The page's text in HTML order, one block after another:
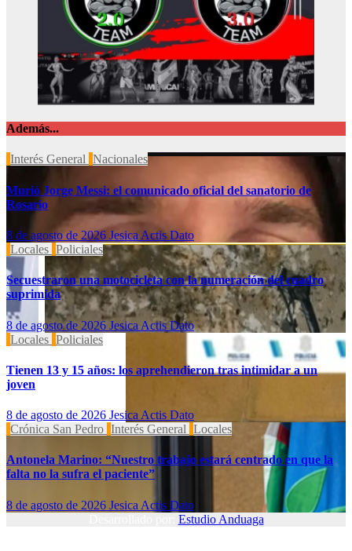
Además...
Interés General Nacionales
Murió Jorge Messi: el comunicado oficial del sanatorio de
Rosario
8 de agosto de 2026 Jesica Actis Dato
Locales Policiales
Secuestraron una motocicleta con la numeración del cuadro
suprimida
8 de agosto de 2026 Jesica Actis Dato
Locales Policiales
Tienen 13 y 15 años: los aprehendieron tras intimidar a un
joven
8 de agosto de 2026 Jesica Actis Dato
Crónica San Pedro Interés General Locales
Antonela Marino: “Nuestro trabajo estará centrado en que la
falta no la sufra el paciente”
8 de agosto de 2026 Jesica Actis Dato
Estudio Anduaga